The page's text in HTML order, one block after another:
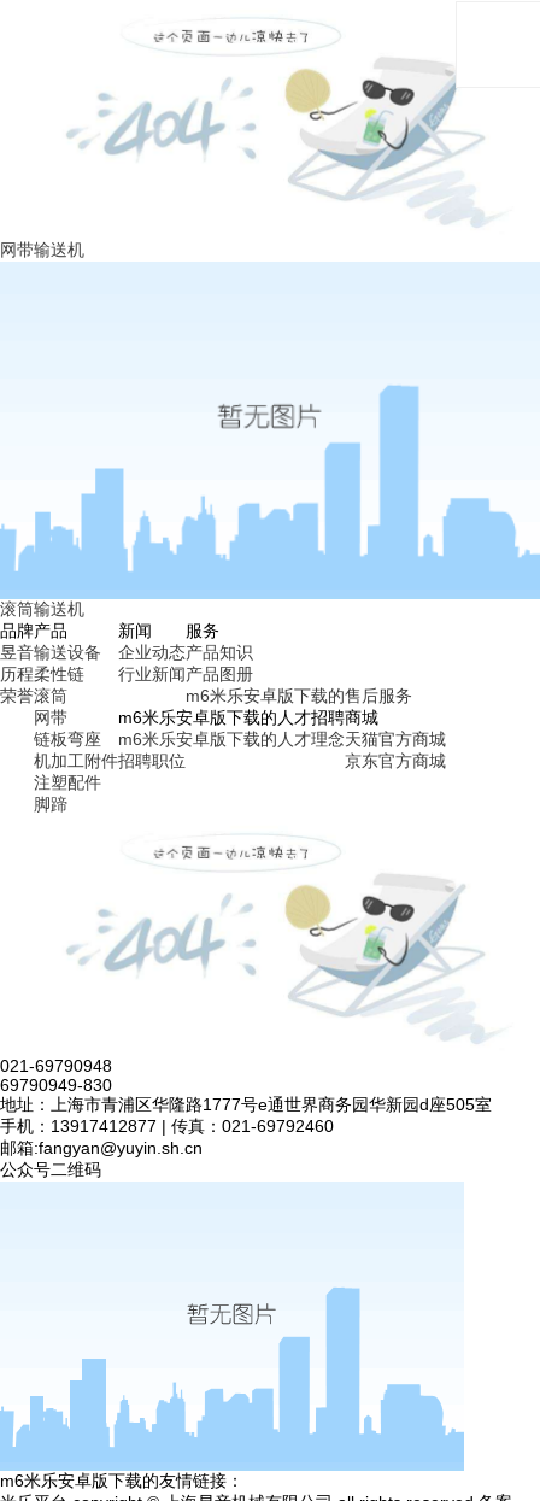
网带输送机
滚筒输送机
品牌
昱音
历程
荣誉
产品
输送设备
柔性链
滚筒
网带
链板弯座
机加工附件
注塑配件
脚蹄
新闻
企业动态
行业新闻
服务
产品知识
产品图册
m6米乐安卓版下载的售后服务
m6米乐安卓版下载的人才招聘
m6米乐安卓版下载的人才理念
招聘职位
商城
天猫官方商城
京东官方商城
021-69790948
69790949-830
地址：上海市青浦区华隆路1777号e通世界商务园华新园d座505室
手机：13917412877 | 传真：021-69792460
邮箱:fangyan@yuyin.sh.cn
公众号二维码
m6米乐安卓版下载的友情链接：